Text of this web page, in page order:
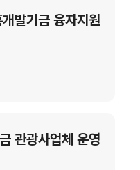
발기금 융자지원
관광사업체 운영